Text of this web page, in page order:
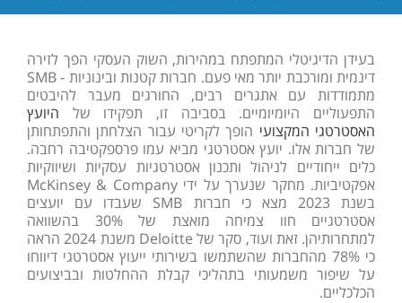
בעידן הדיגיטלי המתפתח במהירות, השוק העסקי הפך לזירה
דינמית ומורכבת יותר מאי פעם. חברות קטנות ובינוניות - SMB
מתמודדות עם אתגרים רבים, החורגים מעבר להיבטים
התפעוליים היומיומיים. בסביבה זו, תפקידו של היועץ
האסטרטגי המקצועי הופך לקריטי עבור הצלחתן והתפתחותן
של חברות אלו. יועץ אסטרטגי מביא עמו פרספקטיבה רחבה.
כלים ייחודיים לניהול ותכנון אסטרטגיות עסקיות ושיווקיות
אפקטיביות. מחקר שנערך על ידי McKinsey & Company
בשנת 2023 מצא כי חברות SMB שעבדו עם יועצים
אסטרטגיים חוו צמיחה מואצת של 30% בהשוואה
למתחרותיהן. זאת ועוד, סקר של Deloitte משנת 2024 הראה
כי 78% מהחברות שהשתמשו בשירותי ייעוץ אסטרטגי דיווחו
על שיפור משמעותי בתהליכי קבלת ההחלטות ובביצועים
הכלכליים.